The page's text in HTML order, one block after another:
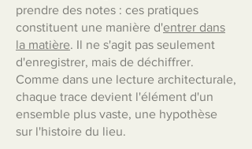
prendre des notes : ces pratiques
constituent une manière d'entrer dans
la matière. Il ne s'agit pas seulement
d'enregistrer, mais de déchiffrer.
Comme dans une lecture architecturale,
chaque trace devient l'élément d'un
ensemble plus vaste, une hypothèse
sur l'histoire du lieu.